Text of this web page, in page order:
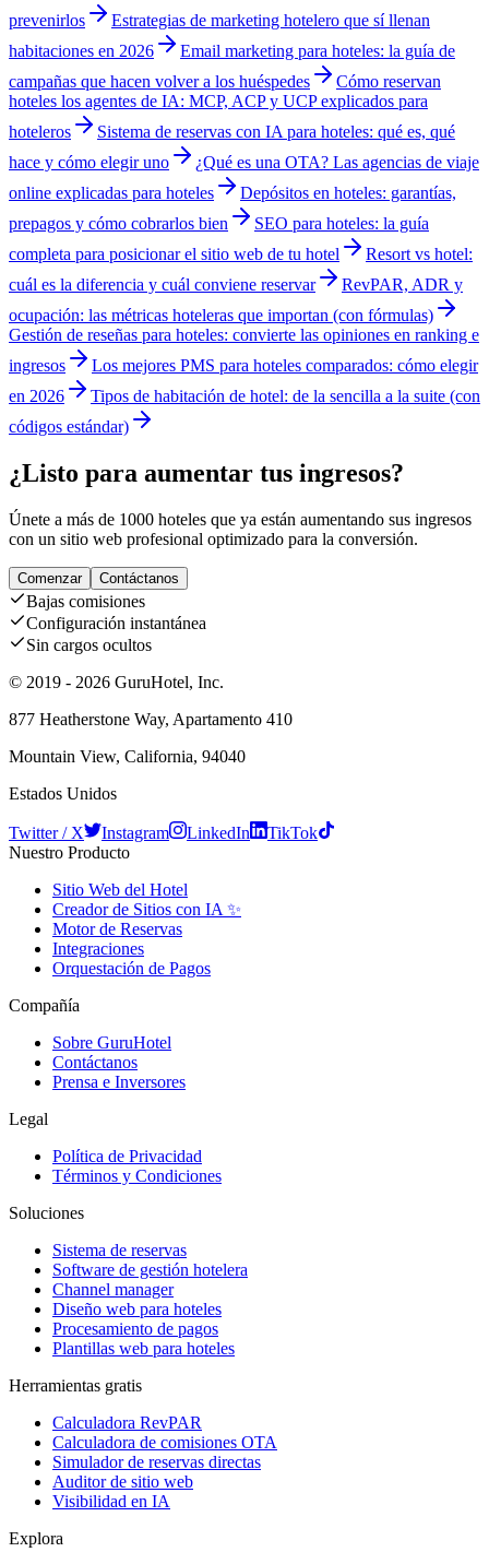
prevenirlos
Estrategias de marketing hotelero que sí llenan
habitaciones en 2026
Email marketing para hoteles: la guía de
campañas que hacen volver a los huéspedes
Cómo reservan
hoteles los agentes de IA: MCP, ACP y UCP explicados para
hoteleros
Sistema de reservas con IA para hoteles: qué es, qué
hace y cómo elegir uno
¿Qué es una OTA? Las agencias de viaje
online explicadas para hoteles
Depósitos en hoteles: garantías,
prepagos y cómo cobrarlos bien
SEO para hoteles: la guía
completa para posicionar el sitio web de tu hotel
Resort vs hotel:
cuál es la diferencia y cuál conviene reservar
RevPAR, ADR y
ocupación: las métricas hoteleras que importan (con fórmulas)
Gestión de reseñas para hoteles: convierte las opiniones en ranking e
ingresos
Los mejores PMS para hoteles comparados: cómo elegir
en 2026
Tipos de habitación de hotel: de la sencilla a la suite (con
códigos estándar)
¿Listo para aumentar tus ingresos?
Únete a más de 1000 hoteles que ya están aumentando sus ingresos
con un sitio web profesional optimizado para la conversión.
Comenzar Contáctanos
Bajas comisiones
Configuración instantánea
Sin cargos ocultos
© 2019 - 2026 GuruHotel, Inc.
877 Heatherstone Way, Apartamento 410
Mountain View, California, 94040
Estados Unidos
Twitter / X Instagram LinkedIn
TikTok
Nuestro Producto
Sitio Web del Hotel
Creador de Sitios con IA ✨
Motor de Reservas
Integraciones
Orquestación de Pagos
Compañía
Sobre GuruHotel
Contáctanos
Prensa e Inversores
Legal
Política de Privacidad
Términos y Condiciones
Soluciones
Sistema de reservas
Software de gestión hotelera
Channel manager
Diseño web para hoteles
Procesamiento de pagos
Plantillas web para hoteles
Herramientas gratis
Calculadora RevPAR
Calculadora de comisiones OTA
Simulador de reservas directas
Auditor de sitio web
Visibilidad en IA
Explora